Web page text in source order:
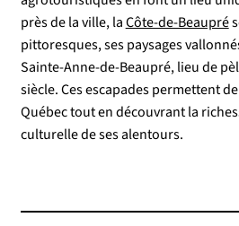
près de la ville, laCôte-de-Beaupré
pittoresques, ses paysages
Sainte-Anne-de-Beaupré, lieu de
siècle. Ces escapades permettent
Québec tout en découvrant la
culturelle de ses alentours.